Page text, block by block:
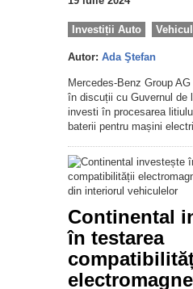
Investiții Auto
Autor: Ada Ştefan
Mercedes-Benz Group
în discuții cu Guvernul de
investi în procesarea
baterii pentru mașini
Continental
în testarea